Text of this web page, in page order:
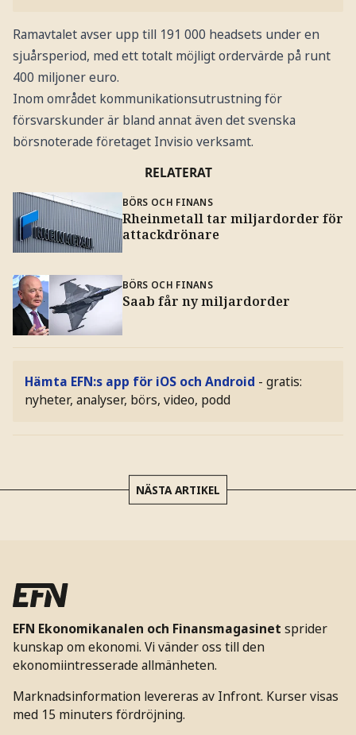
Ramavtalet avser upp till 191 000 headsets under en
sjuårsperiod, med ett totalt möjligt ordervärde på runt
400 miljoner euro.
Inom området kommunikationsutrustning för
försvarskunder är bland annat även det svenska
börsnoterade företaget Invisio verksamt.
RELATERAT
BÖRS OCH FINANS
Rheinmetall tar miljardorder för
attackdrönare
BÖRS OCH FINANS
Saab får ny miljardorder
Hämta EFN:s app för iOS och Android - gratis:
nyheter, analyser, börs, video, podd
NÄSTA ARTIKEL
EFN Ekonomikanalen och Finansmagasinet sprider
kunskap om ekonomi. Vi vänder oss till den
ekonomiintresserade allmänheten.
Marknadsinformation levereras av Infront. Kurser visas
med 15 minuters fördröjning.